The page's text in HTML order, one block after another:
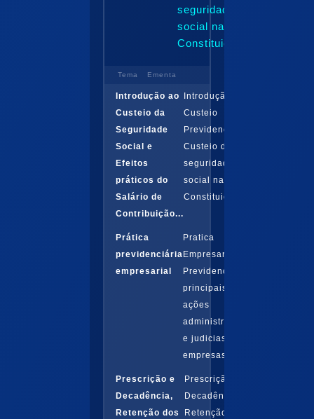
seguridade
social na
Constituição...
Tema Ementa
Introdução ao
Custeio da
Seguridade
Social e
Efeitos
práticos do
Salário de
Contribuição...
Introdução ao
Custeio
Previdenciário:
Custeio da
seguridade
social na
Constituição...
Prática
previdenciária
empresarial
Pratica
Empresaria
Previdenciária:
principais
ações
administrativas
e judicias das
empresas
Prescrição e
Decadência,
Retenção dos
Prescrição e
Decadência,
Retenção dos